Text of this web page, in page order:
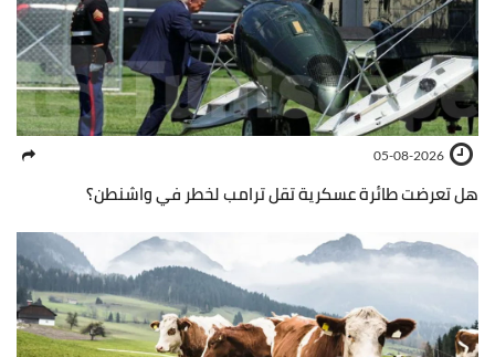
05-08-2026
هل تعرضت طائرة عسكرية تقل ترامب لخطر في واشنطن؟